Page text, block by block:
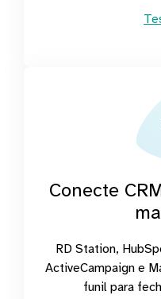
Conecte
RD Station,
ActiveCampaign e
funil para